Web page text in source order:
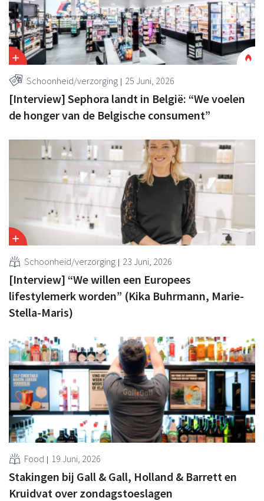
Schoonheid/verzorging 25 Juni, 2026
[Interview] Sephora landt in België: “We voelen
de honger van de Belgische consument”
Schoonheid/verzorging 23 Juni, 2026
[Interview] “We willen een Europees
lifestylemerk worden” (Kika Buhrmann, Marie-
Stella-Maris)
Food 19 Juni, 2026
Stakingen bij Gall & Gall, Holland & Barrett en
Kruidvat over zondagstoeslagen